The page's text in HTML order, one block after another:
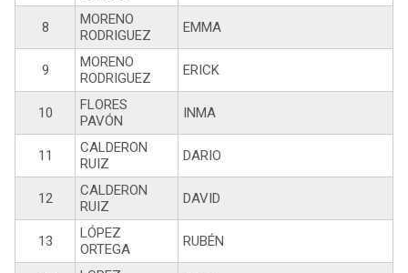
8
MORENO
RODRIGUEZ
EMMA
9
MORENO
RODRIGUEZ
ERICK
10
FLORES
PAVÓN
INMA
11
CALDERON
RUIZ
DARIO
12
CALDERON
RUIZ
DAVID
13
LÓPEZ
ORTEGA
RUBÉN